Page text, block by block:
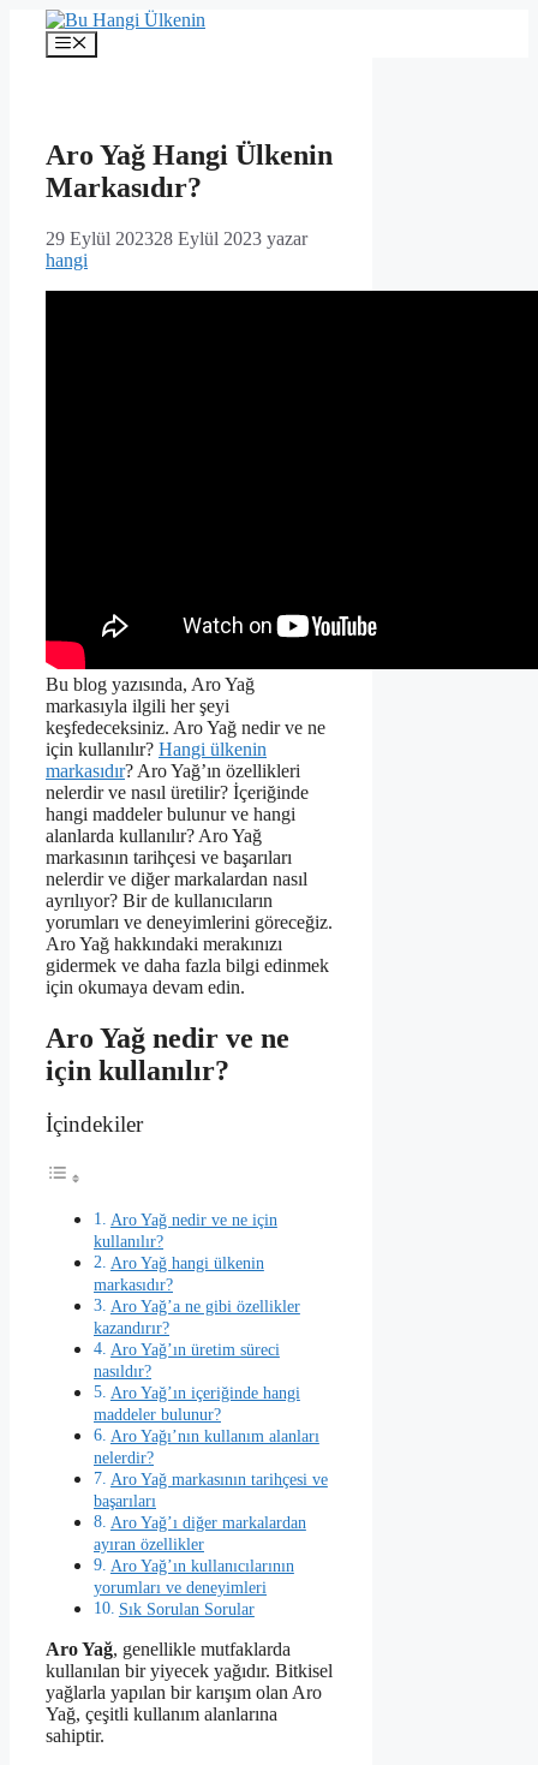
İçeriğe
Menü
Aro Yağ Hangi Ülkenin
Markasıdır?
29 Eylül 202328 Eylül 2023 yazar
hangi
Bu blog yazısında, Aro Yağ
markasıyla ilgili her şeyi
keşfedeceksiniz. Aro Yağ nedir ve ne
için kullanılır? Hangi ülkenin
markasıdır? Aro Yağ’ın özellikleri
nelerdir ve nasıl üretilir? İçeriğinde
hangi maddeler bulunur ve hangi
alanlarda kullanılır? Aro Yağ
markasının tarihçesi ve başarıları
nelerdir ve diğer markalardan nasıl
ayrılıyor? Bir de kullanıcıların
yorumları ve deneyimlerini göreceğiz.
Aro Yağ hakkındaki merakınızı
gidermek ve daha fazla bilgi edinmek
için okumaya devam edin.
Aro Yağ nedir ve ne
için kullanılır?
İçindekiler
Aro Yağ nedir ve ne için
kullanılır?
Aro Yağ hangi ülkenin
markasıdır?
Aro Yağ’a ne gibi özellikler
kazandırır?
Aro Yağ’ın üretim süreci
nasıldır?
Aro Yağ’ın içeriğinde hangi
maddeler bulunur?
Aro Yağı’nın kullanım alanları
nelerdir?
Aro Yağ markasının tarihçesi ve
başarıları
Aro Yağ’ı diğer markalardan
ayıran özellikler
Aro Yağ’ın kullanıcılarının
yorumları ve deneyimleri
Sık Sorulan Sorular
Aro Yağ, genellikle mutfaklarda
kullanılan bir yiyecek yağıdır. Bitkisel
yağlarla yapılan bir karışım olan Aro
Yağ, çeşitli kullanım alanlarına
sahiptir.